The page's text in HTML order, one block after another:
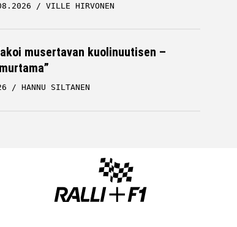
VILLE HIRVONEN
musertavan kuolinuutisen –
HANNU SILTANEN